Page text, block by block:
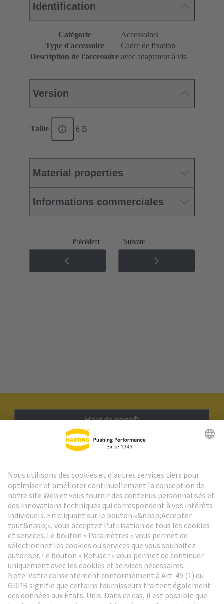
Identification
Catégorie
Accessoires
Type d'accessoire
Cadre de fixation
Description de l'accessoire avec adaptateur à vis
Version
Taille 6 B
Material properties
Informations commerciales
Précédent Suivant
Haut de page
Aller à l'inscription
Social Media